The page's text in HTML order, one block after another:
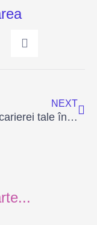
NEXT
Viitorul carierei tale începe cu Nexa: Aplicația care oferă elevilor acces gratuit la oportunități profesionale